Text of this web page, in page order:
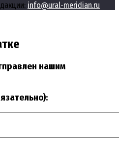
info@ural-meridian.ru
нашим